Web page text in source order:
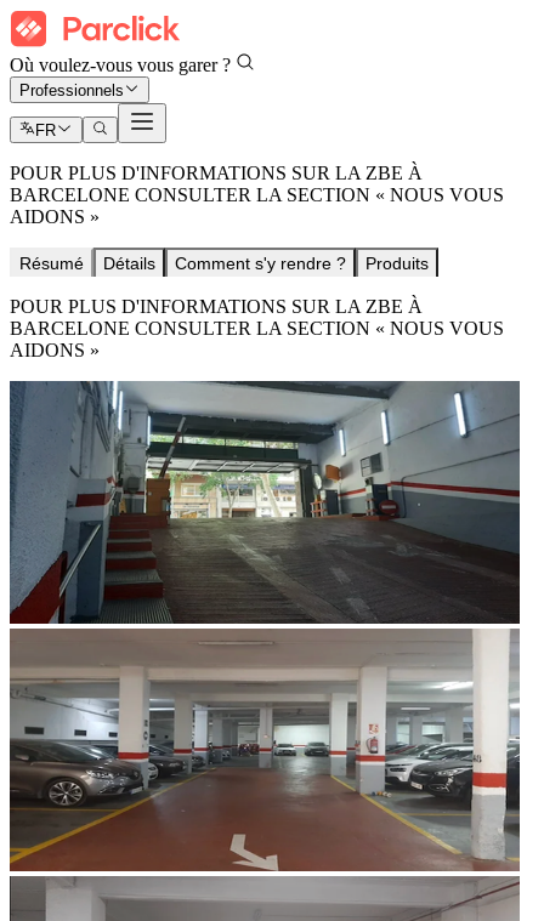
Où voulez-vous vous garer ?
Professionnels
FR
POUR PLUS D'INFORMATIONS SUR LA ZBE À
BARCELONE CONSULTER LA SECTION « NOUS VOUS
AIDONS »
Résumé Détails Comment s'y rendre ? Produits
POUR PLUS D'INFORMATIONS SUR LA ZBE À
BARCELONE CONSULTER LA SECTION « NOUS VOUS
AIDONS »